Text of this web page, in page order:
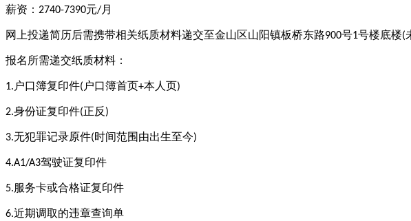
薪资： 2740-7390元/月
网上投递简历后需携带相关纸质材料递交至金山区山阳镇板桥东路900号1号楼底楼(
报名所需递交纸质材料：
1. 户口簿复印件( 户口簿首页+本人页)
2.身份证复印件(正反 )
3.无犯罪记录原件(时间范围由出生至今)
4.A1/A3驾驶证复印件
5.服务卡或合格证复印件
6.近期调取的违章查询单